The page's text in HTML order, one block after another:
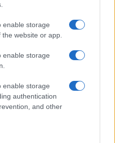
enable storage
website or app.
enable storage
enable storage
authentication
and other
gli sbirri per
se sparano col
se si permettono di
, che tutto va a posto. Poi
case e, se ci scappa, al
sui carri.